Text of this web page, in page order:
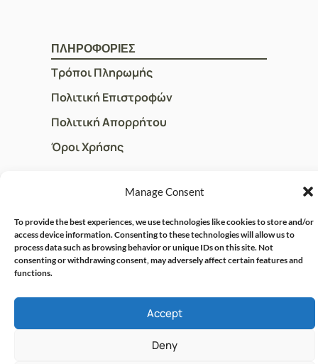
Manage Consent
To provide the best experiences, we use technologies like cookies to store and/or
access device information. Consenting to these technologies will allow us to
process data such as browsing behavior or unique IDs on this site. Not
consenting or withdrawing consent, may adversely affect certain features and
functions.
Accept
Deny
ΠΛΗΡΟΦΟΡΙΕΣ
Τρόποι Πληρωμής
Πολιτική Επιστροφών
Πολιτική Απορρήτου
Όροι Χρήσης
ΓΡΗΓΟΡOI ΣΥΝΔΕΣΜΟΙ
Ο Λογαριασμός μου
Η Ομάδα μας
Επικοινωνία
SOLVIT I.T. SOLUTIONS &